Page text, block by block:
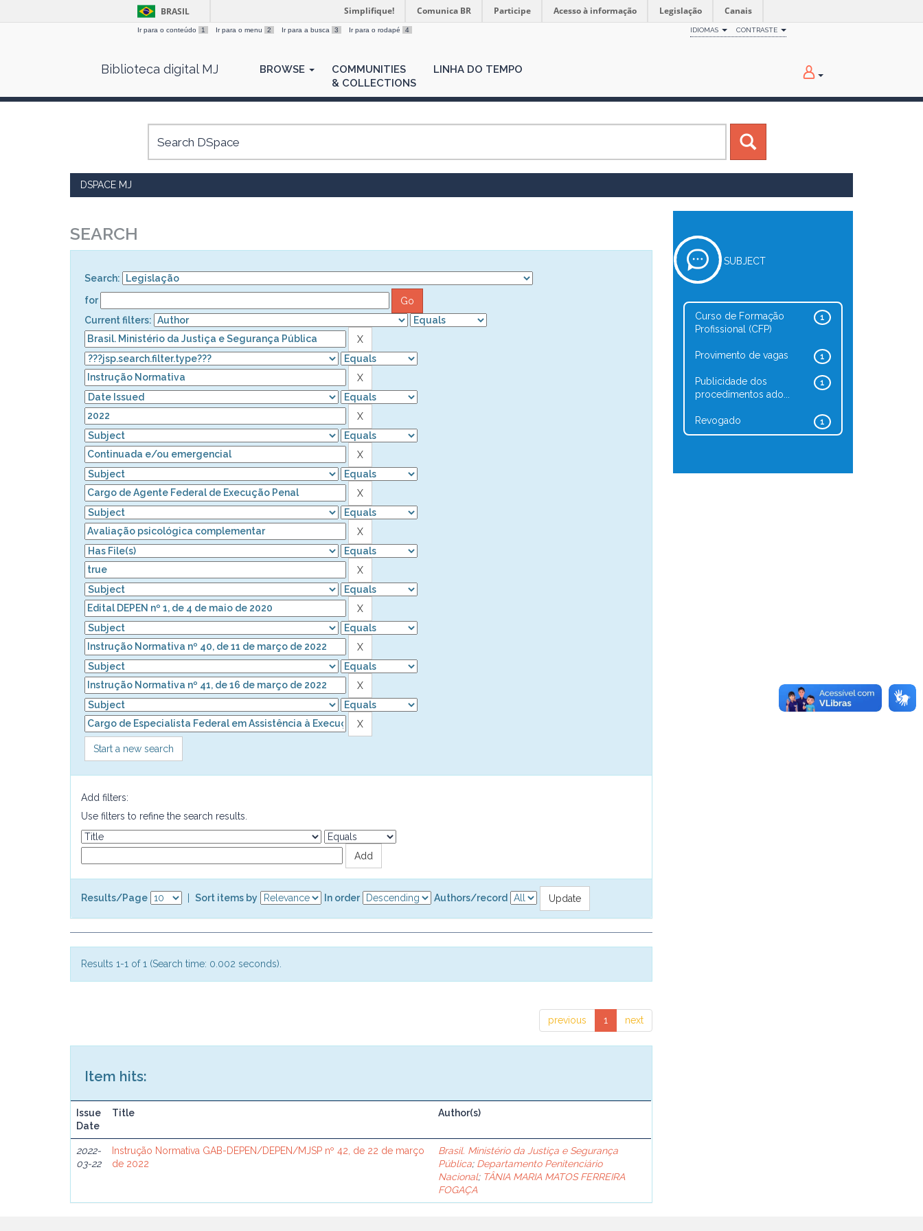
BRASIL Simplifique! Comunica BR Participe Acesso à informação Legislação Canais
Ir para o conteúdo 1 Ir para o menu 2 Ir para a busca 3 Ir para o rodapé 4 IDIOMAS CONTRASTE
Biblioteca digital MJ BROWSE
COMMUNITIES
& COLLECTIONS
LINHA DO TEMPO
DSPACE MJ
SEARCH
Search:
for
Current filters:
Start a new search
Add filters:
Use filters to refine the search results.
Results/Page Sort items by In order Authors/record
Results 1-1 of 1 (Search time: 0.002 seconds).
previous 1 next
Item hits:
Issue
Date
Title Author(s)
2022-
03-22
Instrução Normativa GAB-DEPEN/DEPEN/MJSP nº 42, de 22 de março
de 2022
Brasil. Ministério da Justiça e Segurança
Pública; Departamento Penitenciário
Nacional; TÂNIA MARIA MATOS FERREIRA
FOGAÇA
SUBJECT
1
Curso de Formação
Profissional (CFP)
1
Provimento de vagas
1
Publicidade dos
procedimentos ado...
1
Revogado